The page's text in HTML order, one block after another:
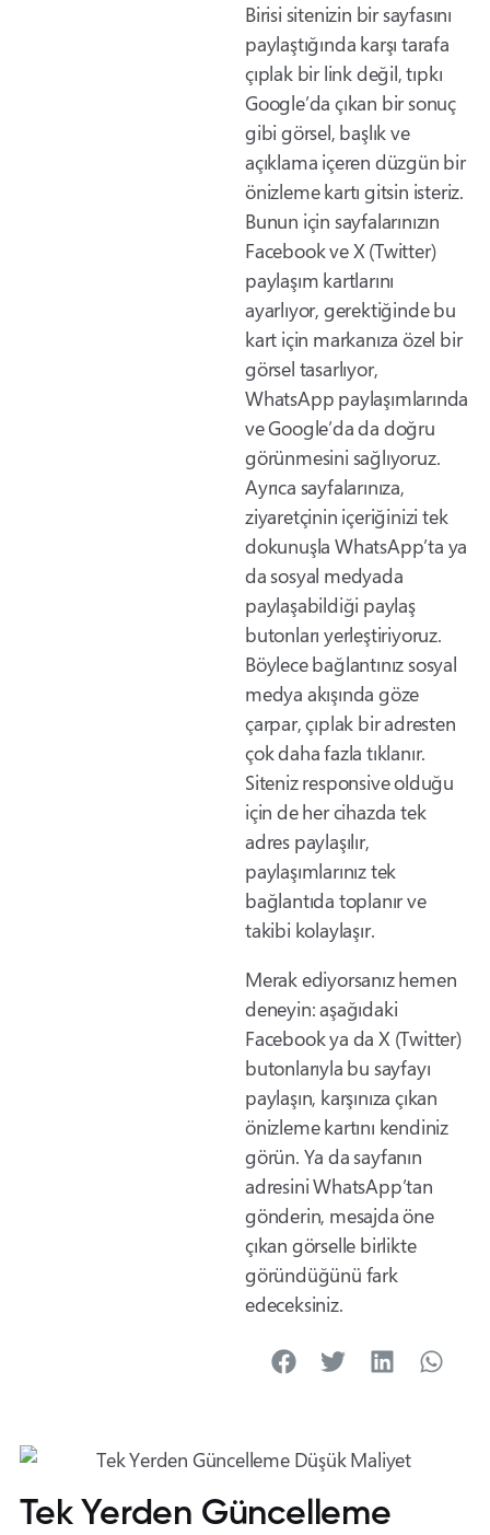
Birisi sitenizin bir sayfasını
paylaştığında karşı tarafa
çıplak bir link değil, tıpkı
Google’da çıkan bir sonuç
gibi görsel, başlık ve
açıklama içeren düzgün bir
önizleme kartı gitsin isteriz.
Bunun için sayfalarınızın
Facebook ve X (Twitter)
paylaşım kartlarını
ayarlıyor, gerektiğinde bu
kart için markanıza özel bir
görsel tasarlıyor,
WhatsApp paylaşımlarında
ve Google’da da doğru
görünmesini sağlıyoruz.
Ayrıca sayfalarınıza,
ziyaretçinin içeriğinizi tek
dokunuşla WhatsApp’ta ya
da sosyal medyada
paylaşabildiği paylaş
butonları yerleştiriyoruz.
Böylece bağlantınız sosyal
medya akışında göze
çarpar, çıplak bir adresten
çok daha fazla tıklanır.
Siteniz responsive olduğu
için de her cihazda tek
adres paylaşılır,
paylaşımlarınız tek
bağlantıda toplanır ve
takibi kolaylaşır.
Merak ediyorsanız hemen
deneyin: aşağıdaki
Facebook ya da X (Twitter)
butonlarıyla bu sayfayı
paylaşın, karşınıza çıkan
önizleme kartını kendiniz
görün. Ya da sayfanın
adresini WhatsApp’tan
gönderin, mesajda öne
çıkan görselle birlikte
göründüğünü fark
edeceksiniz.
Tek Yerden Güncelleme